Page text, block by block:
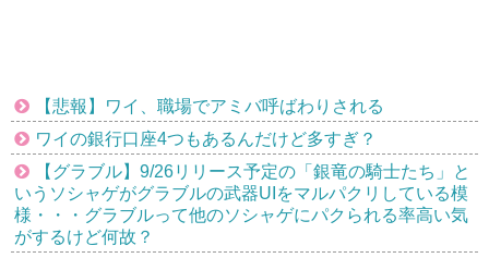
【悲報】ワイ、職場でアミバ呼ばわりされる
ワイの銀行口座4つもあるんだけど多すぎ？
【グラブル】9/26リリース予定の「銀竜の騎士たち」と
いうソシャゲがグラブルの武器UIをマルパクリしている模
様・・・グラブルって他のソシャゲにパクられる率高い気
がするけど何故？